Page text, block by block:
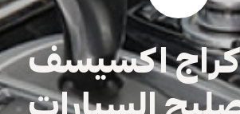
اكسيسف
السيارات